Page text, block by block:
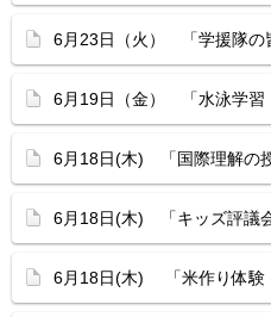
6月23日（火） 「学援隊の
6月19日（金） 「水泳学習
6月18日(木) 「国際理解の授
6月18日(木) 「キッズ評議会
6月18日(木) 「米作り体験